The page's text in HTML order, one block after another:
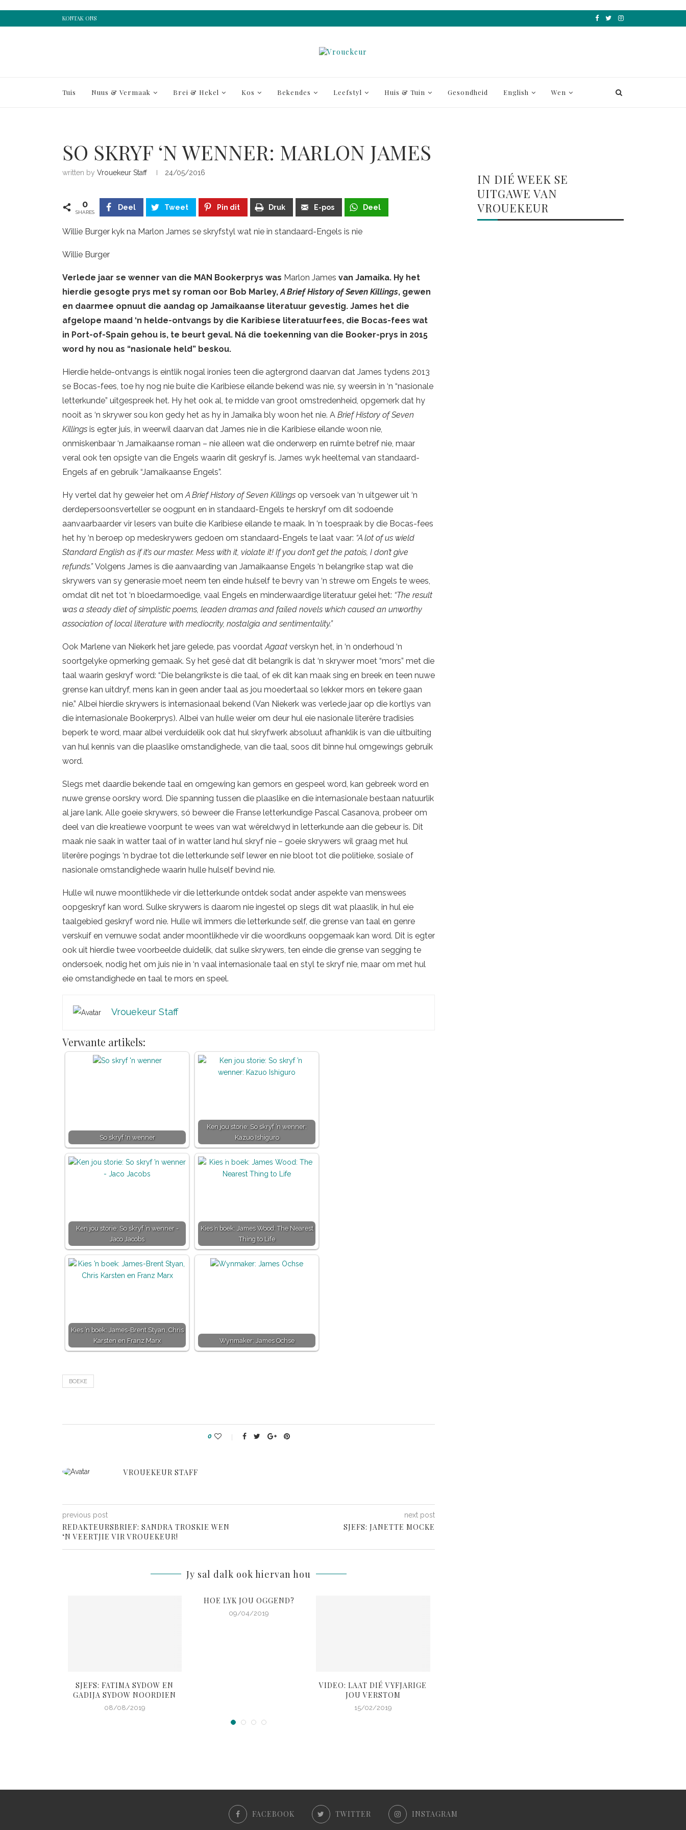
KONTAK ONS
Tuis Nuus & Vermaak Brei & Hekel Kos Bekendes Leefstyl Huis & Tuin Gesondheid English Wen
SO SKRYF ‘N WENNER: MARLON JAMES
written by Vrouekeur Staff 24/05/2016
0
SHARES
Deel Tweet Pin dit Druk E-pos Deel
Willie Burger kyk na Marlon James se skryfstyl wat nie in standaard-Engels is nie
Willie Burger
Verlede jaar se wenner van die MAN Bookerprys was Marlon James van Jamaika. Hy het
hierdie gesogte prys met sy roman oor Bob Marley,A Brief History of Seven Killings, gewen
en daarmee opnuut die aandag op Jamaikaanse literatuur gevestig. James het die
afgelope maand ‘n helde-ontvangs by die Karibiese literatuurfees, die Bocas-fees wat
in Port-of-Spain gehou is, te beurt geval. Ná die toekenning van die Booker-prys in 2015
word hy nou as “nasionale held” beskou.
Hierdie helde-ontvangs is eintlik nogal ironies teen die agtergrond daarvan dat James tydens 2013
se Bocas-fees, toe hy nog nie buite die Karibiese eilande bekend was nie, sy weersin in ‘n “nasionale
letterkunde” uitgespreek het. Hy het ook al, te midde van groot omstredenheid, opgemerk dat hy
nooit as ‘n skrywer sou kon gedy het as hy in Jamaika bly woon het nie. A Brief History of Seven
Killings is egter juis, in weerwil daarvan dat James nie in die Karibiese eilande woon nie,
onmiskenbaar ‘n Jamaikaanse roman – nie alleen wat die onderwerp en ruimte betref nie, maar
veral ook ten opsigte van die Engels waarin dit geskryf is. James wyk heeltemal van standaard-
Engels af en gebruik “Jamaikaanse Engels”.
Hy vertel dat hy geweier het omA Brief History of Seven Killings op versoek van ‘n uitgewer uit ‘n
derdepersoonsverteller se oogpunt en in standaard-Engels te herskryf om dit sodoende
aanvaarbaarder vir lesers van buite die Karibiese eilande te maak. In ‘n toespraak by die Bocas-fees
het hy ‘n beroep op medeskrywers gedoen om standaard-Engels te laat vaar: “A lot of us wield
Standard English as if it’s our master. Mess with it, violate it! If you don’t get the patois, I don’t give
refunds.”Volgens James is die aanvaarding van Jamaikaanse Engels ‘n belangrike stap wat die
skrywers van sy generasie moet neem ten einde hulself te bevry van ‘n strewe om Engels te wees,
omdat dit net tot ‘n bloedarmoedige, vaal Engels en minderwaardige literatuur gelei het: “The result
was a steady diet of simplistic poems, leaden dramas and failed novels which caused an unworthy
association of local literature with mediocrity, nostalgia and sentimentality.”
Ook Marlene van Niekerk het jare gelede, pas voordatAgaat verskyn het, in ‘n onderhoud ‘n
soortgelyke opmerking gemaak. Sy het gesê dat dit belangrik is dat ‘n skrywer moet “mors” met die
taal waarin geskryf word: “Die belangrikste is die taal, of ek dit kan maak sing en breek en teen nuwe
grense kan uitdryf, mens kan in geen ander taal as jou moedertaal so lekker mors en tekere gaan
nie.” Albei hierdie skrywers is internasionaal bekend (Van Niekerk was verlede jaar op die kortlys van
die internasionale Bookerprys). Albei van hulle weier om deur hul eie nasionale literêre tradisies
beperk te word, maar albei verduidelik ook dat hul skryfwerk absoluut afhanklik is van die uitbuiting
van hul kennis van die plaaslike omstandighede, van die taal, soos dit binne hul omgewings gebruik
word.
Slegs met daardie bekende taal en omgewing kan gemors en gespeel word, kan gebreek word en
nuwe grense oorskry word. Die spanning tussen die plaaslike en die internasionale bestaan natuurlik
al jare lank. Alle goeie skrywers, só beweer die Franse letterkundige Pascal Casanova, probeer om
deel van die kreatiewe voorpunt te wees van wat wêreldwyd in letterkunde aan die gebeur is. Dit
maak nie saak in watter taal of in watter land hul skryf nie – goeie skrywers wil graag met hul
literêre pogings ‘n bydrae tot die letterkunde self lewer en nie bloot tot die politieke, sosiale of
nasionale omstandighede waarin hulle hulself bevind nie.
Hulle wil nuwe moontlikhede vir die letterkunde ontdek sodat ander aspekte van menswees
oopgeskryf kan word. Sulke skrywers is daarom nie ingestel op slegs dit wat plaaslik, in hul eie
taalgebied geskryf word nie. Hulle wil immers die letterkunde self, die grense van taal en genre
verskuif en vernuwe sodat ander moontlikhede vir die woordkuns oopgemaak kan word. Dit is egter
ook uit hierdie twee voorbeelde duidelik, dat sulke skrywers, ten einde die grense van segging te
ondersoek, nodig het om juis nie in ‘n vaal internasionale taal en styl te skryf nie, maar om met hul
eie omstandighede en taal te mors en speel.
Vrouekeur Staff
Verwante artikels:
So skryf 'n wenner
Ken jou storie: So skryf ’n wenner:
Kazuo Ishiguro
Ken jou storie: So skryf ’n wenner -
Jaco Jacobs
Kies ŉ boek: James Wood: The Nearest
Thing to Life
Kies ’n boek: James-Brent Styan, Chris
Karsten en Franz Marx
Wynmaker: James Ochse
BOEKE
0
VROUEKEUR STAFF
previous post
REDAKTEURSBRIEF: SANDRA TROSKIE WEN
‘N VEERTJIE VIR VROUEKEUR!
next post
SJEFS: JANETTE MOCKE
Jy sal dalk ook hiervan hou
SJEFS: FATIMA SYDOW EN
GADIJA SYDOW NOORDIEN
08/08/2019
HOE LYK JOU OGGEND?
09/04/2019
VIDEO: LAAT DIÉ VYFJARIGE
JOU VERSTOM
15/02/2019
IN DIÉ WEEK SE
UITGAWE VAN
VROUEKEUR
FACEBOOK TWITTER INSTAGRAM